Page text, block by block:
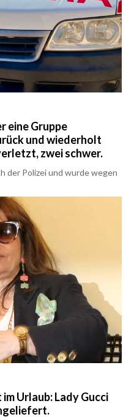
eine Gruppe
und wiederholt
zwei schwer.
der Polizei und wurde wegen
Urlaub: Lady Gucci